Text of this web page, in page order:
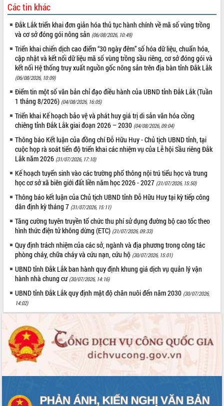
Rà soát, hoàn thiện hệ thống thiết chế
văn hóa, thể thao đáp ứng yêu cầu
phát triển mới
Thường trực HĐND tỉnh Đắk Lắk gặp
mặt Đoàn chuyên gia y tế TP. Hồ Chí
Minh
Lễ truy điệu và an táng hài cốt liệt sĩ
tại Nghĩa trang Liệt sĩ xã Sơn Hòa
Bàn giải pháp tháo gỡ khó khăn trong
xuất khẩu sầu riêng và triển khai quy
định EUDR
Thứ trưởng Bộ Nông nghiệp và Môi
trường Nguyễn Hoàng Hiệp khảo sát
vùng trồng và doanh nghiệp đóng gói
sầu riêng tại Đắk Lắk
Trình diễn nghệ thuật chế biến các
món ăn từ sầu riêng
Đắk Lắk công bố Quy hoạch và xúc
tiến đầu tư tỉnh
Ngành cá ngừ Đắk Lắk chủ động thích
ứng để giữ vững thị trường xuất khẩu
Diễn đàn Kinh tế tư nhân Việt Nam đột
phá cơ chế - Hợp tác công tư
Đề án 06 tạo bước ngoặt đột phá trong
cải cách hành chính tỉnh Đắk Lắk
Kết nối tour, đẩy mạnh chuyển đổi số
để phát triển du lịch Đắk Lắk
Khởi động Dự án Đầu tư xây dựng hạ
Tiến
Gặp mặt các cơ quan báo chí nhân Kỷ
niệm 101 năm Ngày Báo chí Cách
mạng Việt Nam
Đắk Lắk sơ kết 4 năm triển khai thực
Họp báo thông tin về Hội nghị Công bố
LIÊN KẾT WEB
THỐNG KÊ TRUY CẬP
Hôm nay: 18916
Tất cả: 66031656
Các tin khác
Đắk Lắk triển khai đơn giản hóa thủ tục hành chính về mã số vùng trồng
và cơ sở đóng gói nông sản (06/08/2026, 10:49)
Triển khai chiến dịch cao điểm “30 ngày đêm” số hóa dữ liệu, chuẩn hóa,
cập nhật và kết nối dữ liệu mã số vùng trồng sầu riêng, cơ sở đóng gói và
kết nối Hệ thống truy xuất nguồn gốc nông sản trên địa bàn tỉnh Đắk Lắk
(06/08/2026, 10:09)
Điểm tin một số văn bản chỉ đạo điều hành của UBND tỉnh Đắk Lắk (Tuần
1 tháng 8/2026) (04/08/2026, 16:05)
Triển khai Kế hoạch bảo vệ và phát huy giá trị di sản văn hóa cồng
chiêng tỉnh Đắk Lắk giai đoạn 2026 – 2030 (04/08/2026, 09:04)
Thông báo Kết luận của đồng chí Đỗ Hữu Huy - Chủ tịch UBND tỉnh, tại
cuộc họp rà soát tiến độ triển khai các nhiệm vụ của Lễ hội Sầu riêng Đắk
Lắk năm 2026 (31/07/2026, 17:10)
Kế hoạch tuyển sinh vào các trường phổ thông nội trú tiểu học và trung
học cơ sở xã biên giới đất liền năm học 2026 - 2027 (31/07/2026, 15:50)
Thông báo kết luận của Chủ tịch UBND tỉnh Đỗ Hữu Huy tại kỳ tiếp công
dân định kỳ tháng 7 (31/07/2026, 15:11)
Tăng cường tuyên truyền tổ chức thu phí sử dụng đường bộ cao tốc theo
hình thức điện tử không dừng (ETC) (31/07/2026, 09:33)
Quy định trách nhiệm của các sở, ngành và địa phương trong công tác
phòng cháy, chữa cháy và cứu nạn, cứu hộ (30/07/2026, 15:01)
UBND tỉnh Đắk Lắk ban hành quy định khung giá dịch vụ quản lý vận
hành nhà chung cư (30/07/2026, 14:16)
UBND tỉnh Đắk Lắk quy định mật độ chăn nuôi đến năm 2030 (30/07/2026,
14:02)